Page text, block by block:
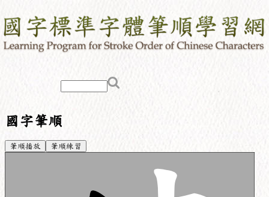
國字筆順
筆順播放 筆順練習